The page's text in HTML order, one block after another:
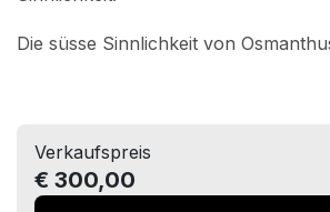
Die süsse Sinnlichkeit von
Verkaufspreis
€ 300,00